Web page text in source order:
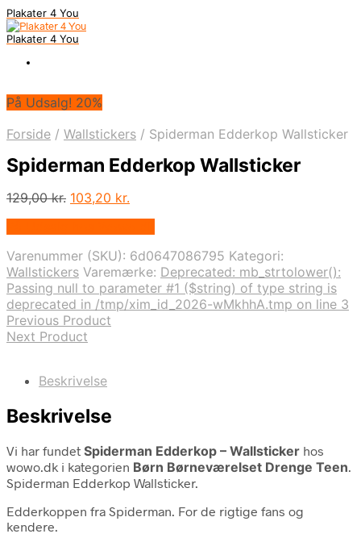
Plakater 4 You
Plakater 4 You
På Udsalg! 20%
Forside / Wallstickers / Spiderman Edderkop Wallsticker
Spiderman Edderkop Wallsticker
129,00kr. Den
129,00 kr..
103,20 kr.
103,20 kr..
Varenummer (SKU): 6d0647086795 Kategori:
Wallstickers Varemærke: Deprecated: mb_strtolower():
Passing null to parameter #1 ($string) of type string is
deprecated in /tmp/xim_id_2026-wMkhhA.tmp on line 3
Previous Product
Next Product
Beskrivelse
Beskrivelse
Vi har fundet Spiderman Edderkop – Wallsticker hos
wowo.dk i kategorien Børn Børneværelset Drenge Teen.
Spiderman Edderkop Wallsticker.
Edderkoppen fra Spiderman. For de rigtige fans og
kendere.